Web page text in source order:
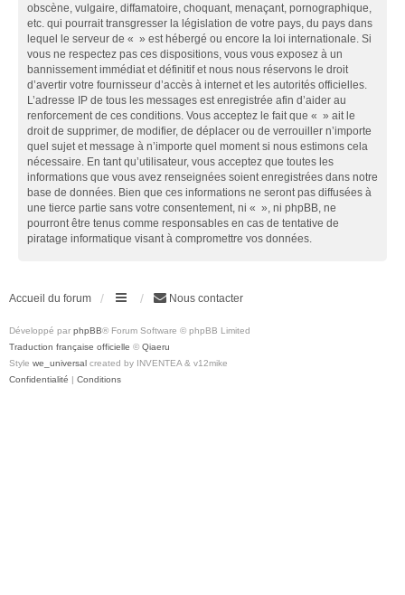
obscène, vulgaire, diffamatoire, choquant, menaçant, pornographique,
etc. qui pourrait transgresser la législation de votre pays, du pays dans
lequel le serveur de « » est hébergé ou encore la loi internationale. Si
vous ne respectez pas ces dispositions, vous vous exposez à un
bannissement immédiat et définitif et nous nous réservons le droit
d’avertir votre fournisseur d’accès à internet et les autorités officielles.
L’adresse IP de tous les messages est enregistrée afin d’aider au
renforcement de ces conditions. Vous acceptez le fait que « » ait le
droit de supprimer, de modifier, de déplacer ou de verrouiller n’importe
quel sujet et message à n’importe quel moment si nous estimons cela
nécessaire. En tant qu’utilisateur, vous acceptez que toutes les
informations que vous avez renseignées soient enregistrées dans notre
base de données. Bien que ces informations ne seront pas diffusées à
une tierce partie sans votre consentement, ni « », ni phpBB, ne
pourront être tenus comme responsables en cas de tentative de
piratage informatique visant à compromettre vos données.
Accueil du forum Nous contacter
Développé par phpBB® Forum Software © phpBB Limited
Traduction française officielle © Qiaeru
Style we_universal created by INVENTEA & v12mike
Confidentialité | Conditions